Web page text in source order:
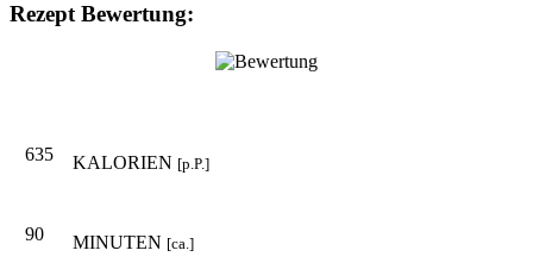
Rezept Bewertung:
635 KALORIEN [p.P.]
90 MINUTEN [ca.]